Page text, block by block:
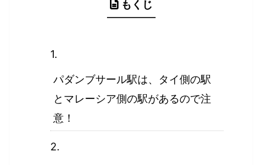
もくじ
パダンブサール駅は、タイ側の駅
とマレーシア側の駅があるので注
意！